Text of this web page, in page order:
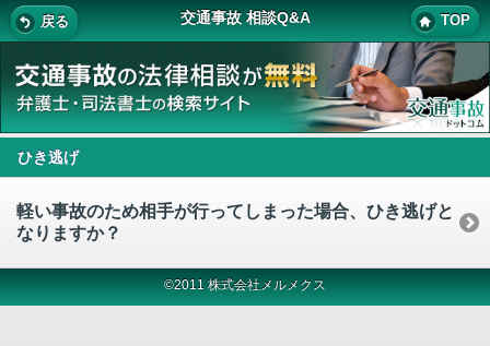
戻る 交通事故 相談Q&A TOP
ひき逃げ
軽い事故のため相手が行ってしまった場合、ひき逃げと
なりますか？
©2011 株式会社メルメクス